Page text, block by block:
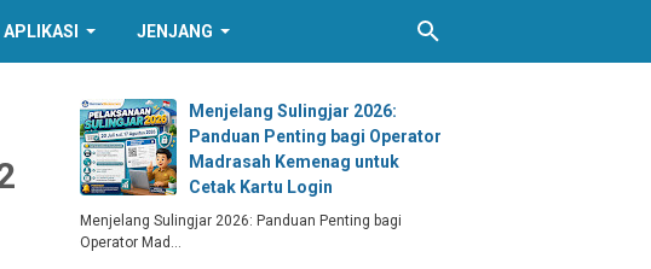
APLIKASI JENJANG
Menjelang Sulingjar 2026:
Panduan Penting bagi Operator
Madrasah Kemenag untuk
Cetak Kartu Login
Menjelang Sulingjar 2026: Panduan Penting bagi
Operator Mad…